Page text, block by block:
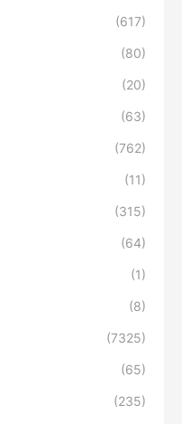
(617)
(80)
(20)
(63)
(762)
(11)
(315)
(64)
(1)
(8)
(7325)
(65)
(235)